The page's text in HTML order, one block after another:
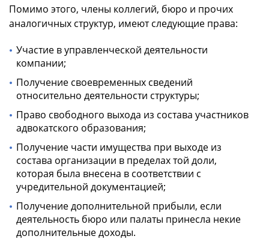
Помимо этого, члены коллегий, бюро и прочих
аналогичных структур, имеют следующие права:
Участие в управленческой деятельности
компании;
Получение своевременных сведений
относительно деятельности структуры;
Право свободного выхода из состава участников
адвокатского образования;
Получение части имущества при выходе из
состава организации в пределах той доли,
которая была внесена в соответствии с
учредительной документацией;
Получение дополнительной прибыли, если
деятельность бюро или палаты принесла некие
дополнительные доходы.